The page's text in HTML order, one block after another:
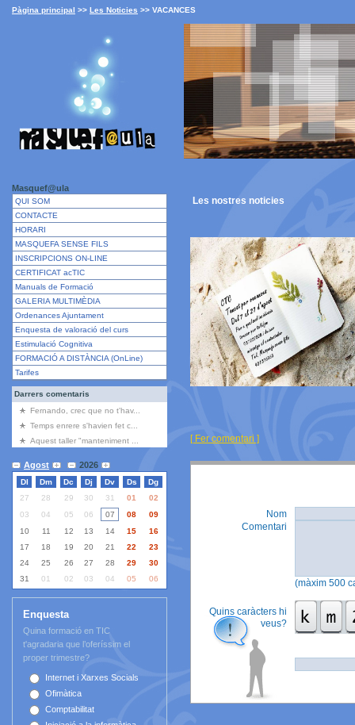
Pàgina principal >> Les Noticies >> VACANCES
Masquef@ula
QUI SOM
CONTACTE
HORARI
MASQUEFA SENSE FILS
INSCRIPCIONS ON-LINE
CERTIFICAT acTIC
Manuals de Formació
GALERIA MULTIMÈDIA
Ordenances Ajuntament
Enquesta de valoració del curs
Estimulació Cognitiva
FORMACIÓ A DISTÀNCIA (OnLine)
Tarifes
Darrers comentaris
Fernando, crec que no t'hav...
Temps enrere s'havien fet c...
Aquest taller "manteniment ...
Agost 2026
Dl Dm Dc Dj Dv Ds
Dg
27
28 29 30 31 01
02
03
04 05 06 07 08
09
10
11 12 13 14 15
16
17
18 19 20 21 22
23
24
25 26 27 28 29
30
31
01 02 03 04 05 06
Enquesta
Quina formació en TIC
t'agradaria que l’oferíssim el
proper trimestre?
Internet i Xarxes Socials
Ofimàtica
Comptabilitat
Les nostres noticies
[ Fer comentari ]
Nom
Comentari
(màxim 500
Quins caràcters hi
veus?